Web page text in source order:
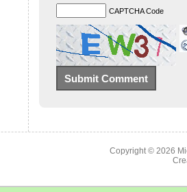
CAPTCHA Code
Copyright © 2026